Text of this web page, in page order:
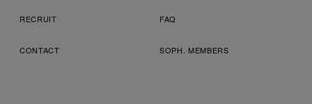
RECRUIT FAQ
CONTACT SOPH. MEMBERS